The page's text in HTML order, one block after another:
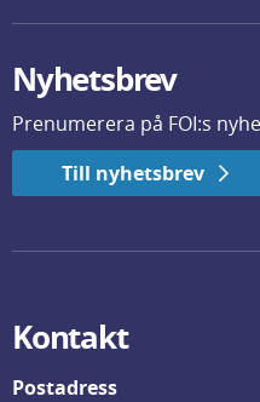
Nyhetsbrev
Prenumerera på FOI:s
Till nyhetsbrev
Kontakt
Postadress